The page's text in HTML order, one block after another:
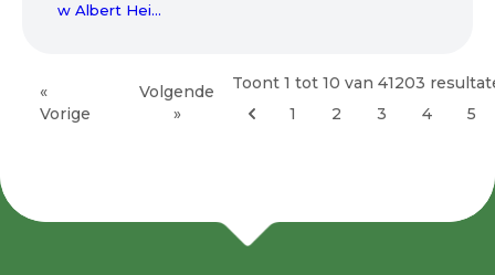
w Albert Hei...
«
Vorige
Volgende
»
Toont 1 tot 10 van 41203
1
2 3 4 5